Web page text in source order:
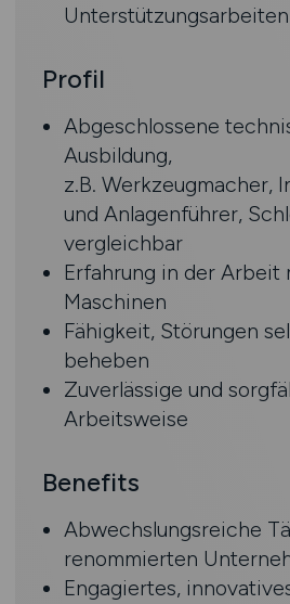
Unterstützungsarbeiten
Profil
Abgeschlossene
Ausbildung,
z.B. Werkzeugmacher,
und Anlagenführer,
vergleichbar
Erfahrung in der Arbeit
Maschinen
Fähigkeit, Störungen
beheben
Zuverlässige und
Arbeitsweise
Benefits
Abwechslungsreiche
renommierten
Engagiertes,